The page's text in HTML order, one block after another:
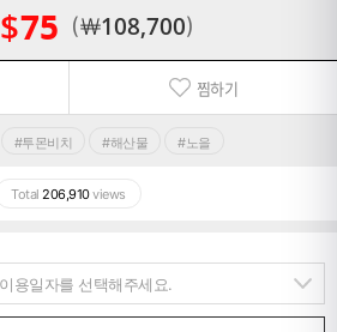
￦108,700
$75
찜하기
#투몬비치 #해산물 #노을
Total206,910views